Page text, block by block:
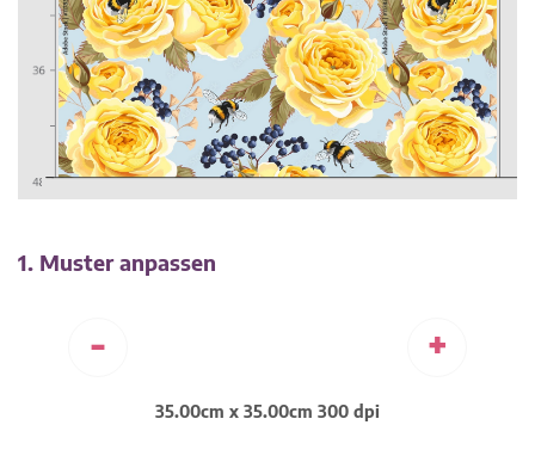
1. Muster anpassen
- +
35.00cm x 35.00cm 300 dpi